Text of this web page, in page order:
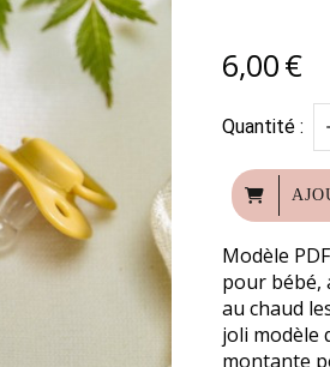
6,00€
Quantité :
Modèle
pour bébé,
au chaud
joli modèle
montante